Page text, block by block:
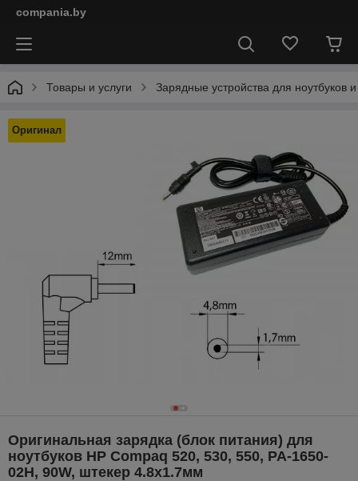
compania.by
Товары и услуги Зарядные устройства для ноутбуков
Оригинал
Оригинальная зарядка (блок питания) для
ноутбуков HP Compaq 520, 530, 550, PA-1650-
02H, 90W, штекер 4.8x1.7мм